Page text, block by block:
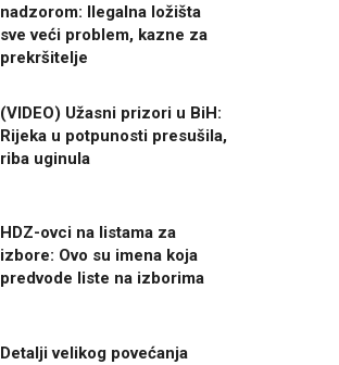
nadzorom: Ilegalna ložišta
sve veći problem, kazne za
prekršitelje
(VIDEO) Užasni prizori u BiH:
Rijeka u potpunosti presušila,
riba uginula
HDZ-ovci na listama za
izbore: Ovo su imena koja
predvode liste na izborima
Detalji velikog povećanja